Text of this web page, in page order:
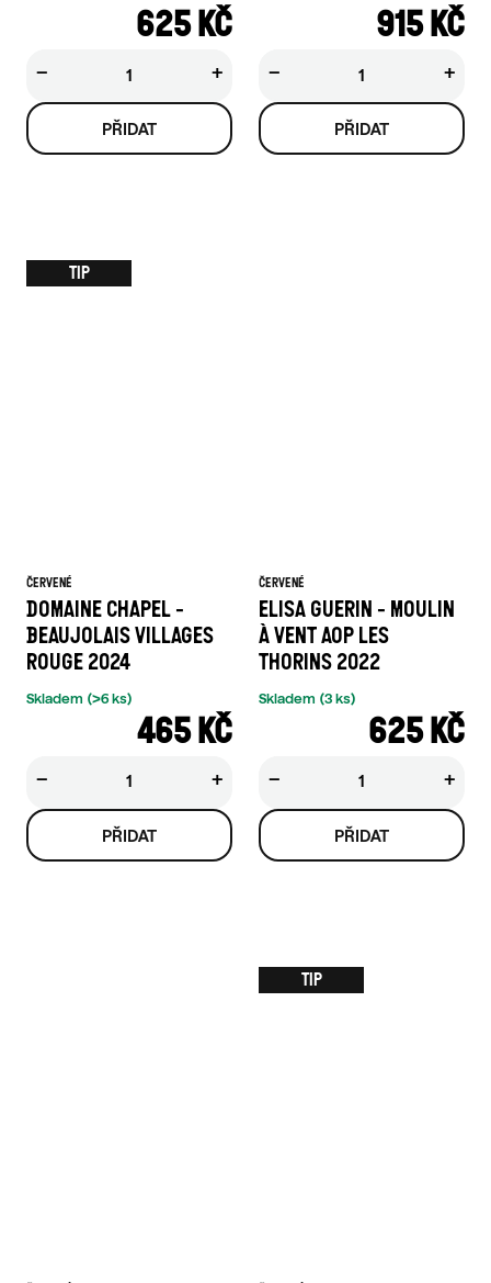
625 KČ
+
−
915 KČ
+
−
TIP
ČERVENÉ
DOMAINE CHAPEL -
BEAUJOLAIS VILLAGES
ROUGE 2024
465 KČ
Skladem (>6 ks)
+
−
ČERVENÉ
ELISA GUERIN - MOULIN
À VENT AOP LES
THORINS 2022
625 KČ
Skladem (3 ks)
+
−
TIP